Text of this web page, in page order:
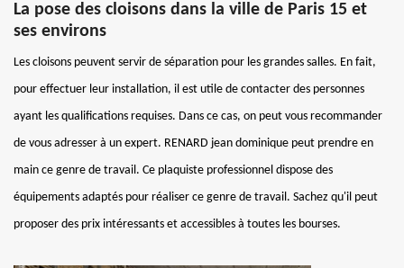
La pose des cloisons dans la ville de Paris 15 et
ses environs
Les cloisons peuvent servir de séparation pour les grandes salles. En fait,
pour effectuer leur installation, il est utile de contacter des personnes
ayant les qualifications requises. Dans ce cas, on peut vous recommander
de vous adresser à un expert. RENARD jean dominique peut prendre en
main ce genre de travail. Ce plaquiste professionnel dispose des
équipements adaptés pour réaliser ce genre de travail. Sachez qu'il peut
proposer des prix intéressants et accessibles à toutes les bourses.